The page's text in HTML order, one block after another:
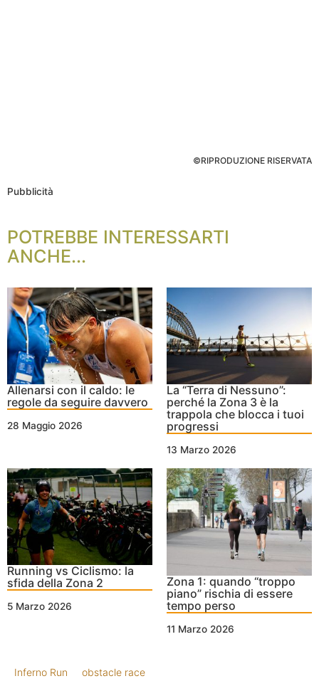
©RIPRODUZIONE RISERVATA
Pubblicità
POTREBBE INTERESSARTI
ANCHE...
Allenarsi con il caldo: le
regole da seguire davvero
28 Maggio 2026
La “Terra di Nessuno”:
perché la Zona 3 è la
trappola che blocca i tuoi
progressi
13 Marzo 2026
Running vs Ciclismo: la
sfida della Zona 2
5 Marzo 2026
Zona 1: quando “troppo
piano” rischia di essere
tempo perso
11 Marzo 2026
Inferno Run obstacle race